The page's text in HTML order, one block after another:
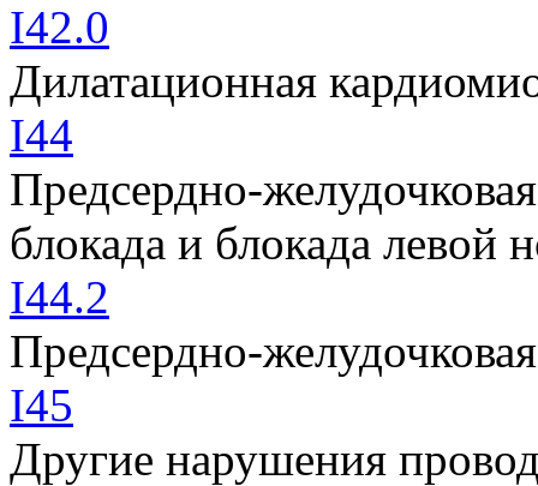
I42.0
Дилатационная
I44
Предсердно-
блокада и блокада левой
I44.2
Предсердно-
I45
Другие нарушения